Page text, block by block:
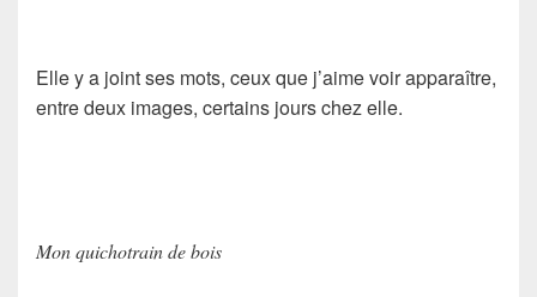
Elle y a joint ses mots, ceux que j’aime voir apparaître,
entre deux images, certains jours chez elle.
Mon quichotrain de bois